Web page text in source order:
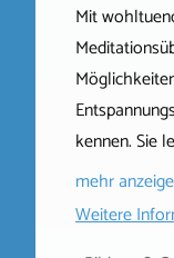
Mit
kennen. Sie
mehr
Weitere